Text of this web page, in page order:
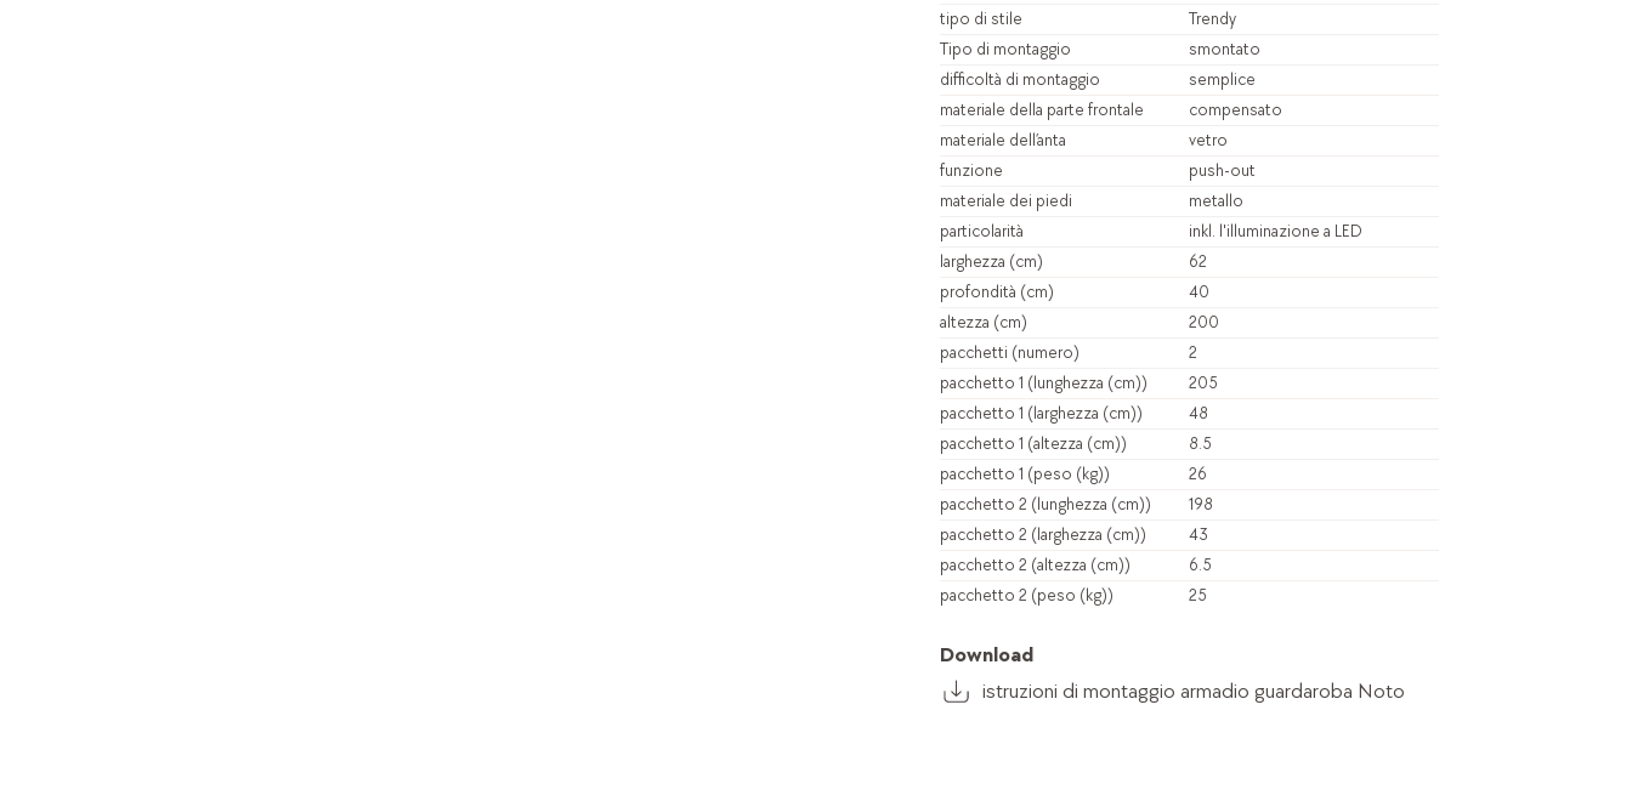
tipo di stile
Trendy
Tipo di montaggio
smontato
difficoltà di montaggio
semplice
materiale della parte frontale
compensato
materiale dell’anta
vetro
funzione
push-out
materiale dei piedi
metallo
particolarità
inkl. l'illuminazione a LED
larghezza (cm)
62
profondità (cm)
40
altezza (cm)
200
pacchetti (numero)
2
pacchetto 1 (lunghezza (cm))
205
pacchetto 1 (larghezza (cm))
48
pacchetto 1 (altezza (cm))
8.5
pacchetto 1 (peso (kg))
26
pacchetto 2 (lunghezza (cm))
198
pacchetto 2 (larghezza (cm))
43
pacchetto 2 (altezza (cm))
6.5
pacchetto 2 (peso (kg))
25
Download
istruzioni di montaggio armadio guardaroba Noto